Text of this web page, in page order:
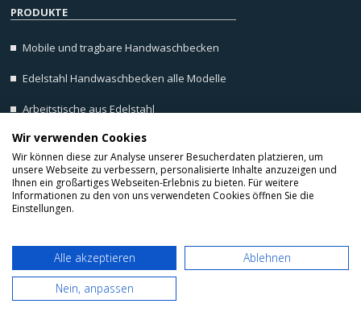
PRODUKTE
Mobile und tragbare Handwaschbecken
Edelstahl Handwaschbecken alle Modelle
Arbeitstische aus Edelstahl
Wandborde, Wandregale aus Edelstahl
Cookie Hinweis/
Copyrights © 2026 Alle rechte vorbehalten LioninoxGmbH.
Wir verwenden Cookies
Wir können diese zur Analyse unserer Besucherdaten platzieren, um
unsere Webseite zu verbessern, personalisierte Inhalte anzuzeigen und
Ihnen ein großartiges Webseiten-Erlebnis zu bieten. Für weitere
Informationen zu den von uns verwendeten Cookies öffnen Sie die
Einstellungen.
Alle akzeptieren
Ablehnen
Nein, anpassen